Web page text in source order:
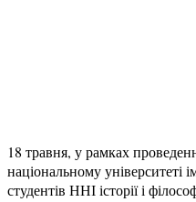
18 травня, у рамках
національному університеті
студентів ННІ історії і